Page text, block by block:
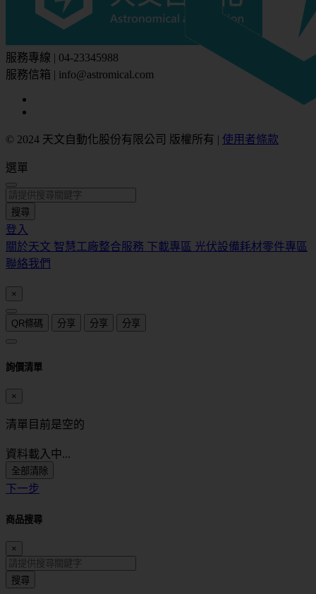
服務專線 | 04-23345988
服務信箱 | info@astromical.com
© 2024 天文自動化股份有限公司 版權所有 | 使用者條款
選單
搜尋
登入
關於天文 智慧工廠整合服務 下載專區 光伏設備耗材零件專區
聯絡我們
×
QR條碼 分享 分享 分享
詢價清單
×
清單目前是空的
資料載入中...
全部清除
下一步
商品搜尋
×
搜尋